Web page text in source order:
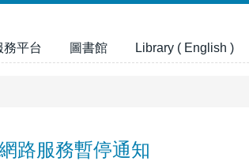
務平台 圖書館 Library ( English )
路服務暫停通知